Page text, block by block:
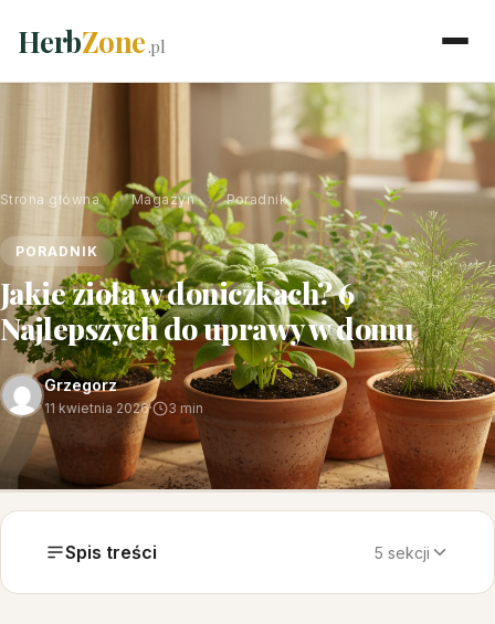
HerbZone.pl
Strona główna › Magazyn › Poradnik
PORADNIK
Jakie zioła w doniczkach? 6
Najlepszych do uprawy w domu
Grzegorz
11 kwietnia 2026· 3 min
Spis treści 5 sekcji